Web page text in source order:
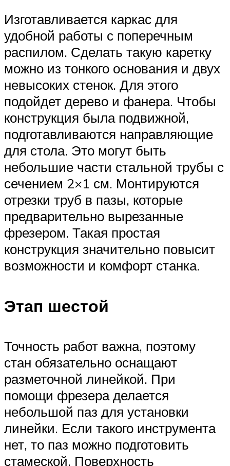
Изготавливается каркас для
удобной работы с поперечным
распилом. Сделать такую каретку
можно из тонкого основания и двух
невысоких стенок. Для этого
подойдет дерево и фанера. Чтобы
конструкция была подвижной,
подготавливаются направляющие
для стола. Это могут быть
небольшие части стальной трубы с
сечением 2×1 см. Монтируются
отрезки труб в пазы, которые
предварительно вырезанные
фрезером. Такая простая
конструкция значительно повысит
возможности и комфорт станка.
Этап шестой
Точность работ важна, поэтому
стан обязательно оснащают
разметочной линейкой. При
помощи фрезера делается
небольшой паз для установки
линейки. Если такого инструмента
нет, то паз можно подготовить
стамеской. Поверхность